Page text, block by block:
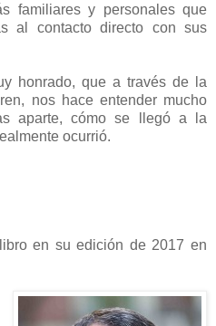
familiares y personales que
al contacto directo con sus
honrado, que a través de la
nos hace entender mucho
aparte, cómo se llegó a la
ocurrió.
en su edición de 2017 en